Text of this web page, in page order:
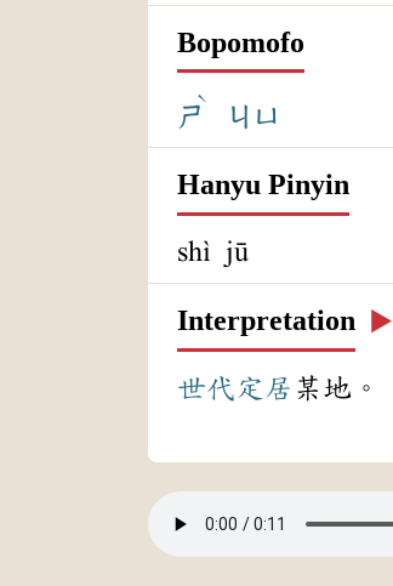
Bopomofo
ㄕ
ˋ
ㄐㄩ
Hanyu Pinyin
shì jū
Interpretation ▶️
世代定居 某地。